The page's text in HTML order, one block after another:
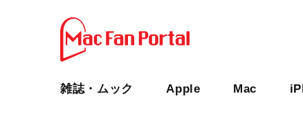
雑誌・ムック Apple Mac